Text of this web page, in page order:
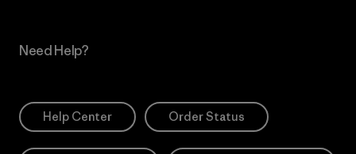
Need Help?
Help Center Order Status